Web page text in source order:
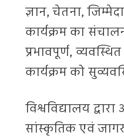
ज्ञान, चेतना,
कार्यक्रम का
प्रभावपूर्ण,
कार्यक्रम को
विश्वविद्यालय
सांस्कृतिक एवं